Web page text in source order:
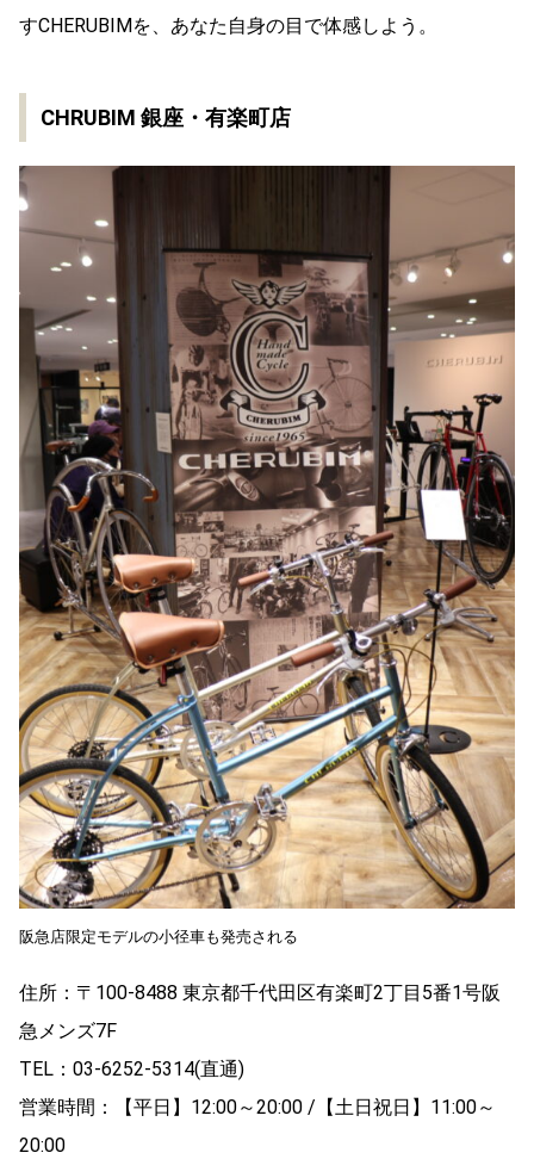
すCHERUBIMを、あなた自身の目で体感しよう。
CHRUBIM 銀座・有楽町店
阪急店限定モデルの小径車も発売される
住所：〒100-8488 東京都千代田区有楽町2丁目5番1号阪
急メンズ7F
TEL：03-6252-5314(直通)
営業時間：【平日】12:00～20:00 /【土日祝日】11:00～
20:00